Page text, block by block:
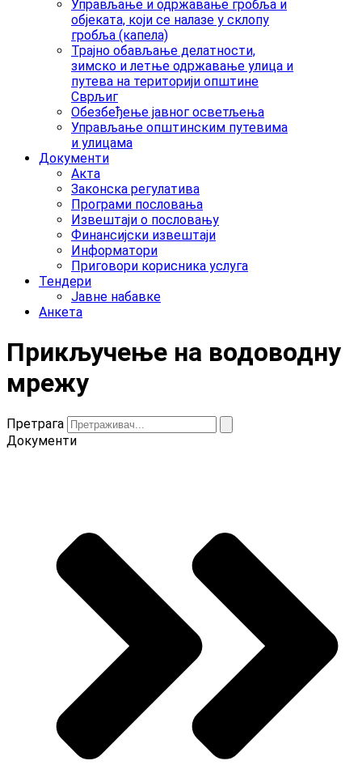
Управљање и одржавање гробља и
објеката, који се налазе у склопу
гробља (капела)
Трајно обављање делатности,
зимско и летње одржавање улица и
путева на територији општине
Сврљиг
Обезбеђење јавног осветљења
Управљање општинским путевима
и улицама
Документи
Акта
Законска регулатива
Програми пословања
Извештаји о пословању
Финансијски извештаји
Информатори
Приговори корисника услуга
Тендери
Јавне набавке
Анкета
Прикључење на водоводну
мрежу
Претрага
Документи